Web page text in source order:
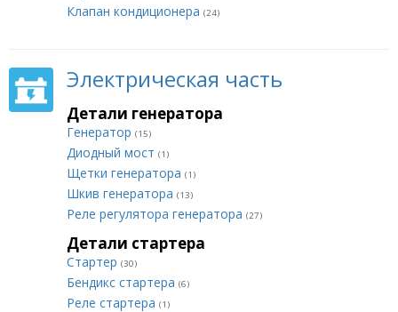
Клапан кондиционера (24)
Электрическая часть
Детали генератора
Генератор (15)
Диодный мост (1)
Щетки генератора (1)
Шкив генератора (13)
Реле регулятора генератора (27)
Детали стартера
Стартер (30)
Бендикс стартера (6)
Реле стартера (1)